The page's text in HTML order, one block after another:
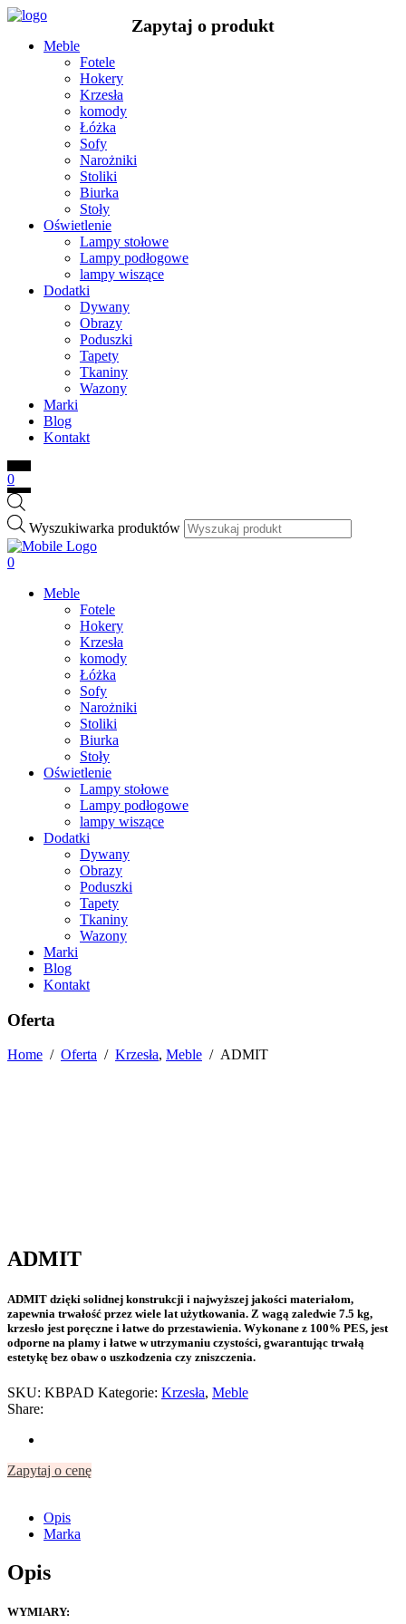
Meble
Fotele
Hokery
Krzesła
komody
Łóżka
Sofy
Narożniki
Stoliki
Biurka
Stoły
Oświetlenie
Lampy stołowe
Lampy podłogowe
lampy wiszące
Dodatki
Dywany
Obrazy
Poduszki
Tapety
Tkaniny
Wazony
Marki
Blog
Kontakt
0
Wyszukiwarka produktów
0
Meble
Fotele
Hokery
Krzesła
komody
Łóżka
Sofy
Narożniki
Stoliki
Biurka
Stoły
Oświetlenie
Lampy stołowe
Lampy podłogowe
lampy wiszące
Dodatki
Dywany
Obrazy
Poduszki
Tapety
Tkaniny
Wazony
Marki
Blog
Kontakt
Oferta
Home / Oferta / Krzesła, Meble / ADMIT
ADMIT
ADMIT dzięki solidnej konstrukcji i najwyższej jakości materiałom,
zapewnia trwałość przez wiele lat użytkowania. Z wagą zaledwie 7.5 kg,
krzesło jest poręczne i łatwe do przestawienia. Wykonane z 100% PES, jest
odporne na plamy i łatwe w utrzymaniu czystości, gwarantując trwałą
estetykę bez obaw o uszkodzenia czy zniszczenia.
SKU: KBPAD Kategorie: Krzesła, Meble
Share:
Zapytaj o cenę
Opis
Marka
Opis
WYMIARY: